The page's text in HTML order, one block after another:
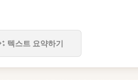
텍스트 요약하기